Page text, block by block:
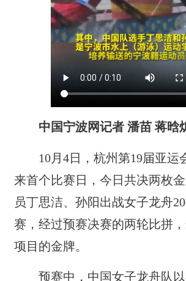
中国宁波网记者 潘苗 蒋晗
10月4日，杭州第19届亚运
来首个比赛日，今日共决两枚
员丁思洁、孙阳出战女子龙舟
赛，经过预赛决赛的两轮比拼
项目的金牌。
预赛中，中国女子龙舟队以